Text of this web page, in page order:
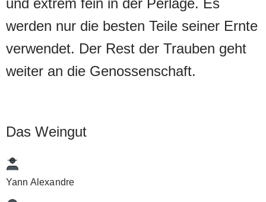
werden nur die besten Teile seiner Ernte
verwendet. Der Rest der Trauben geht
weiter an die Genossenschaft.
Das Weingut
Yann Alexandre